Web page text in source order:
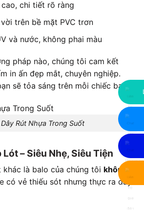
chi tiết rõ ràng
trên bề mặt PVC trơn
và nước, không phai màu
pháp nào, chúng tôi cam kết
in ấn đẹp mắt, chuyên nghiệp.
sẽ tỏa sáng trên mỗi chiếc balo!
Rút Nhựa Trong Suốt
– Siêu Nhẹ, Siêu Tiện
là balo của chúng tôi không
có vẻ thiếu sót nhưng thực ra đây